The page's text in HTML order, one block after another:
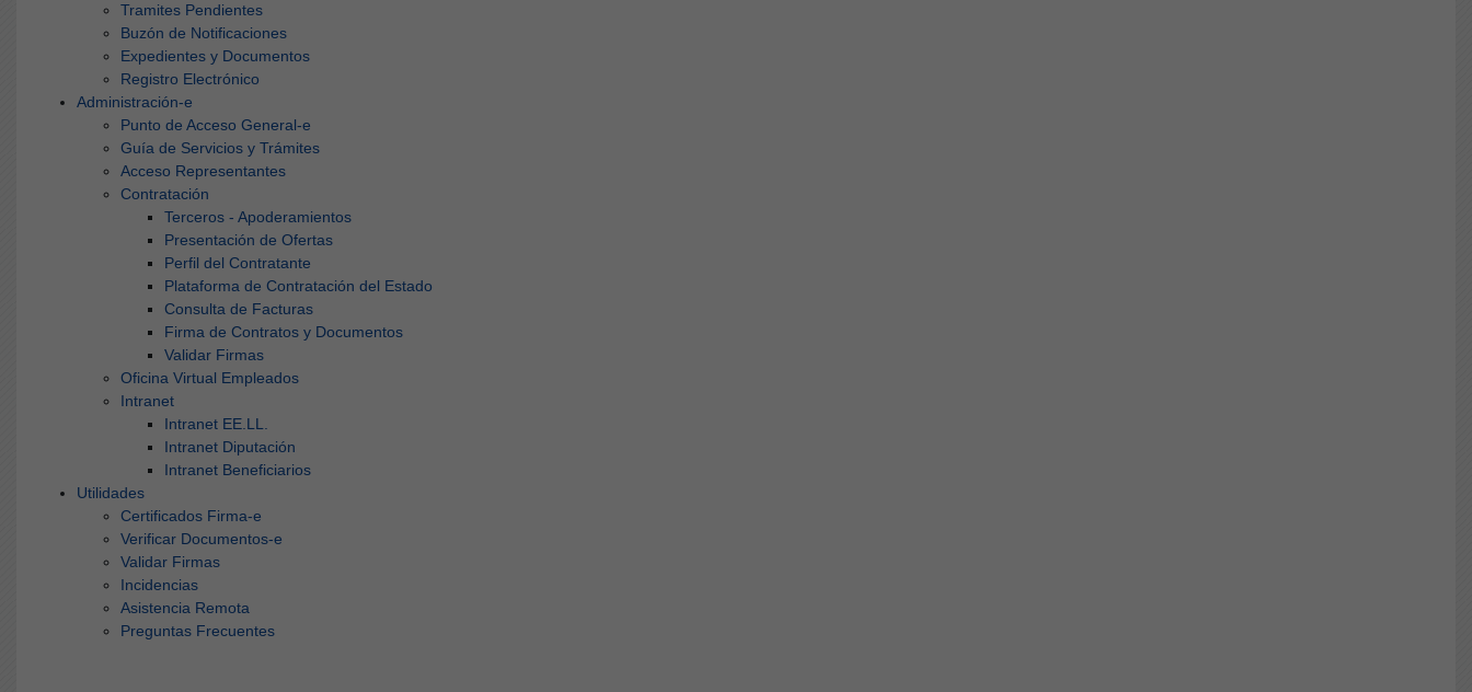
Tramites Pendientes
Buzón de Notificaciones
Expedientes y Documentos
Registro Electrónico
Administración-e
Punto de Acceso General-e
Guía de Servicios y Trámites
Acceso Representantes
Contratación
Terceros - Apoderamientos
Presentación de Ofertas
Perfil del Contratante
Plataforma de Contratación del Estado
Consulta de Facturas
Firma de Contratos y Documentos
Validar Firmas
Oficina Virtual Empleados
Intranet
Intranet EE.LL.
Intranet Diputación
Intranet Beneficiarios
Utilidades
Certificados Firma-e
Verificar Documentos-e
Validar Firmas
Incidencias
Asistencia Remota
Preguntas Frecuentes